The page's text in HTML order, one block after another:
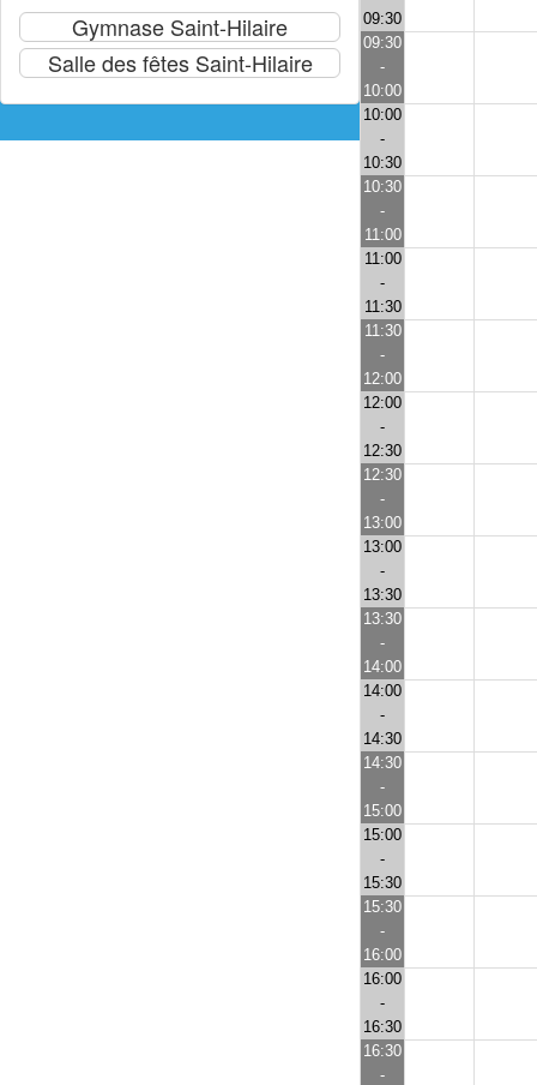
09:30
09:30
-
10:00
10:00
-
10:30
10:30
-
11:00
11:00
-
11:30
11:30
-
12:00
12:00
-
12:30
12:30
-
13:00
13:00
-
13:30
13:30
-
14:00
14:00
-
14:30
14:30
-
15:00
15:00
-
15:30
15:30
-
16:00
16:00
-
16:30
16:30
-